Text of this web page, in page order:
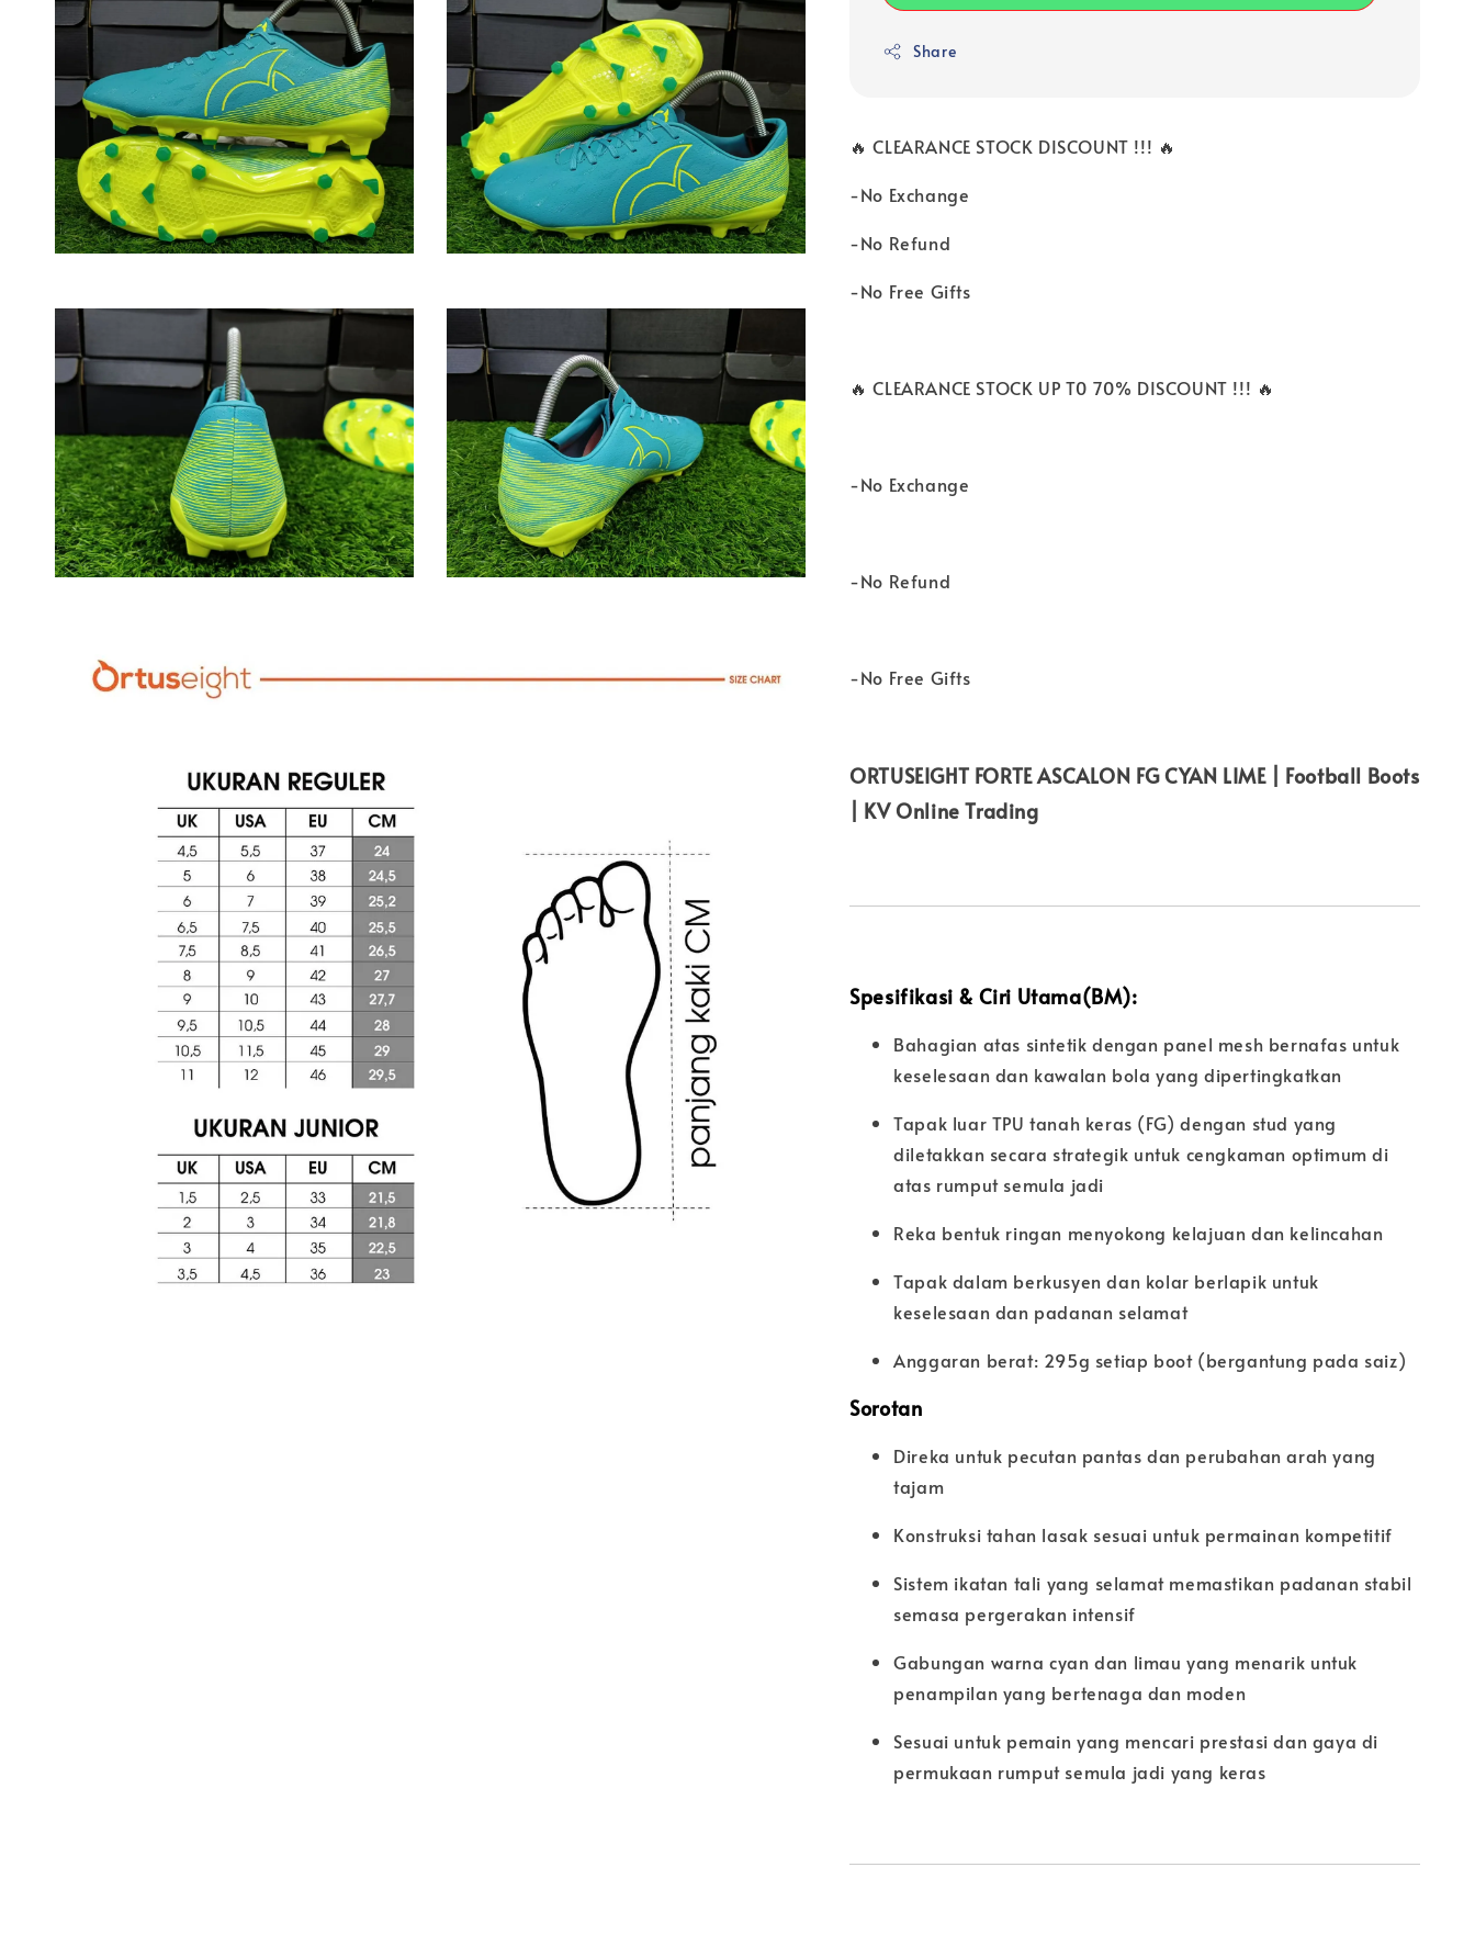
Share
🔥 CLEARANCE STOCK DISCOUNT !!! 🔥
-No Exchange
-No Refund
-No Free Gifts
🔥 CLEARANCE STOCK UP T0 70% DISCOUNT !!! 🔥
-No Exchange
-No Refund
-No Free Gifts
ORTUSEIGHT FORTE ASCALON FG CYAN LIME | Football Boots
| KV Online Trading
Spesifikasi & Ciri Utama(BM):
Bahagian atas sintetik dengan panel mesh bernafas untuk
keselesaan dan kawalan bola yang dipertingkatkan
Tapak luar TPU tanah keras (FG) dengan stud yang
diletakkan secara strategik untuk cengkaman optimum di
atas rumput semula jadi
Reka bentuk ringan menyokong kelajuan dan kelincahan
Tapak dalam berkusyen dan kolar berlapik untuk
keselesaan dan padanan selamat
Anggaran berat: 295g setiap boot (bergantung pada saiz)
Sorotan
Direka untuk pecutan pantas dan perubahan arah yang
tajam
Konstruksi tahan lasak sesuai untuk permainan kompetitif
Sistem ikatan tali yang selamat memastikan padanan stabil
semasa pergerakan intensif
Gabungan warna cyan dan limau yang menarik untuk
penampilan yang bertenaga dan moden
Sesuai untuk pemain yang mencari prestasi dan gaya di
permukaan rumput semula jadi yang keras